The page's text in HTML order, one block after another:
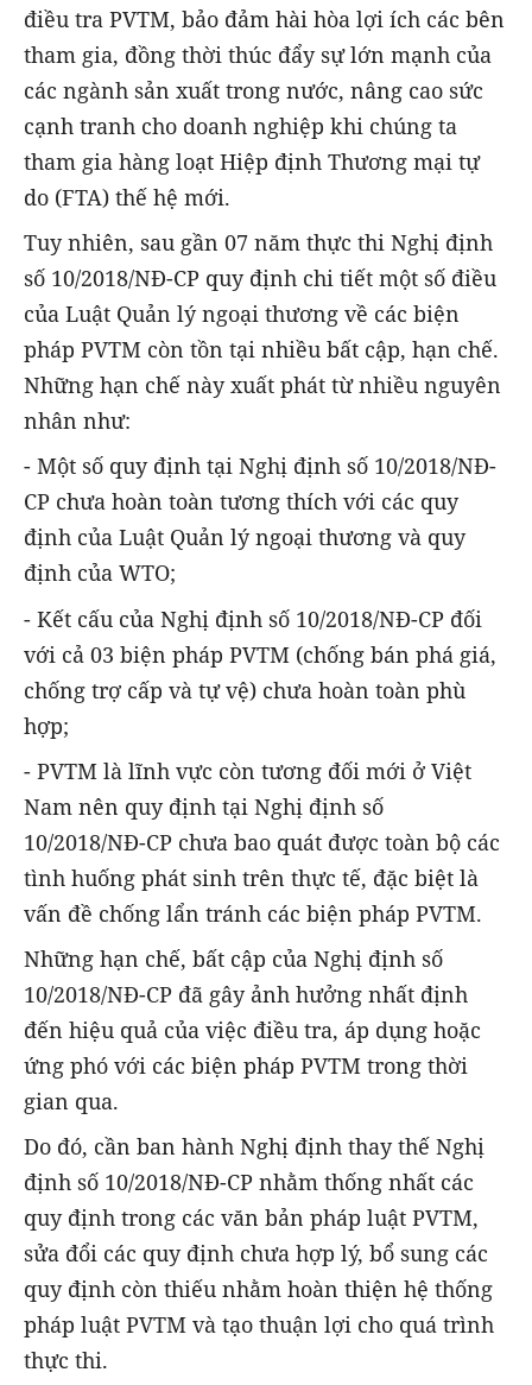
điều tra PVTM, bảo đảm hài hòa lợi ích các bên
tham gia, đồng thời thúc đẩy sự lớn mạnh của
các ngành sản xuất trong nước, nâng cao sức
cạnh tranh cho doanh nghiệp khi chúng ta
tham gia hàng loạt Hiệp định Thương mại tự
do (FTA) thế hệ mới.
Tuy nhiên, sau gần 07 năm thực thi Nghị định
số 10/2018/NĐ-CP quy định chi tiết một số điều
của Luật Quản lý ngoại thương về các biện
pháp PVTM còn tồn tại nhiều bất cập, hạn chế.
Những hạn chế này xuất phát từ nhiều nguyên
nhân như:
- Một số quy định tại Nghị định số 10/2018/NĐ-
CP chưa hoàn toàn tương thích với các quy
định của Luật Quản lý ngoại thương và quy
định của WTO;
- Kết cấu của Nghị định số 10/2018/NĐ-CP đối
với cả 03 biện pháp PVTM (chống bán phá giá,
chống trợ cấp và tự vệ) chưa hoàn toàn phù
hợp;
- PVTM là lĩnh vực còn tương đối mới ở Việt
Nam nên quy định tại Nghị định số
10/2018/NĐ-CP chưa bao quát được toàn bộ các
tình huống phát sinh trên thực tế, đặc biệt là
vấn đề chống lẩn tránh các biện pháp PVTM.
Những hạn chế, bất cập của Nghị định số
10/2018/NĐ-CP đã gây ảnh hưởng nhất định
đến hiệu quả của việc điều tra, áp dụng hoặc
ứng phó với các biện pháp PVTM trong thời
gian qua.
Do đó, cần ban hành Nghị định thay thế Nghị
định số 10/2018/NĐ-CP nhằm thống nhất các
quy định trong các văn bản pháp luật PVTM,
sửa đổi các quy định chưa hợp lý, bổ sung các
quy định còn thiếu nhằm hoàn thiện hệ thống
pháp luật PVTM và tạo thuận lợi cho quá trình
thực thi.